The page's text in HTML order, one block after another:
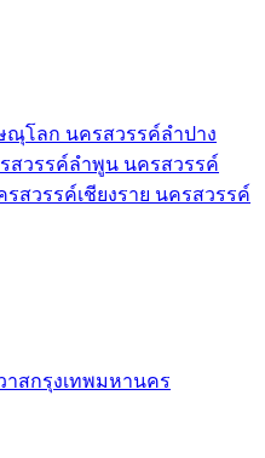
ณุโลก นครสวรรค์ลำปาง
สวรรค์ลำพูน นครสวรรค์
รสวรรค์เชียงราย นครสวรรค์
าสกรุงเทพมหานคร